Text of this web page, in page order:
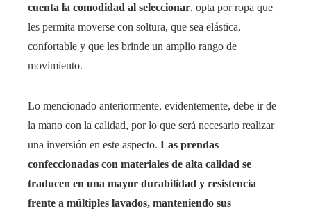
cuenta la comodidad al seleccionar, opta por ropa que
les permita moverse con soltura, que sea elástica,
confortable y que les brinde un amplio rango de
movimiento.
Lo mencionado anteriormente, evidentemente, debe ir de
la mano con la calidad, por lo que será necesario realizar
una inversión en este aspecto. Las prendas
confeccionadas con materiales de alta calidad se
traducen en una mayor durabilidad y resistencia
frente a múltiples lavados, manteniendo sus